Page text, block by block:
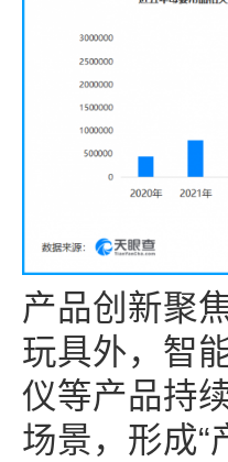
产品创新聚
玩具外，智
仪等产品持
场景，形成“